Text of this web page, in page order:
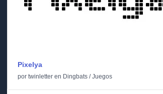
Pixelya
por twinletter en Dingbats /Juegos